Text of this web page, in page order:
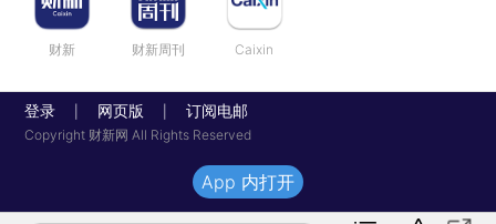
财新 财新周刊 Caixin
登录 网页版 订阅电邮
Copyright 财新网 All Rights Reserved
App 内打开